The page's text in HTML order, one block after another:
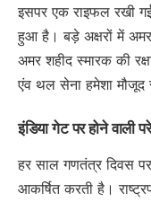
इसपर एक राइफल रखी
हुआ है। बड़े अक्षरों में
अमर शहीद स्मारक की
एंव थल सेना हमेशा मौजूद
इंडिया गेट पर होने वाली
हर साल गणतंत्र दिवस
आकर्षित करती है।